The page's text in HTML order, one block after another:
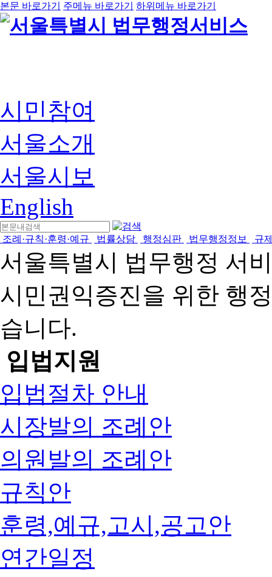
본문 바로가기 주메뉴 바로가기 하위메뉴 바로가기
시민참여
서울소개
서울시보
English
조례·규칙·훈령·예규 법률상담 행정심판 법무행정정보 규
서울특별시 법무행정 서
시민권익증진을 위한 행
습니다.
입법지원
입법절차 안내
시장발의 조례안
의원발의 조례안
규칙안
훈령,예규,고시,공고안
연간일정